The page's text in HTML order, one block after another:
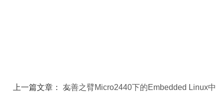
上一篇文章：友善之臂Micro2440下的Embedded Linux中